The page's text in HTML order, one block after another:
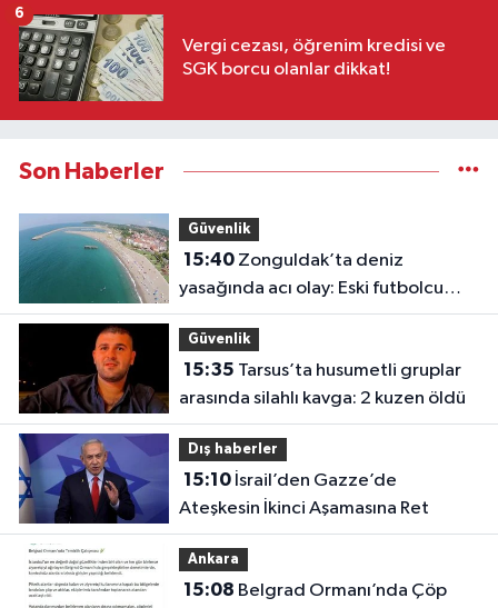
Vergi cezası, öğrenim kredisi ve
SGK borcu olanlar dikkat!
6
Son Haberler
Güvenlik
15:40Zonguldak’ta deniz
yasağında acı olay: Eski futbolcu
Hakan Ergin hayatını kaybetti
Güvenlik
15:35
arasında silahlı kavga: 2 kuzen öldü
Dış haberler
15:10İsrail’den Gazze’de
Ateşkesin İkinci Aşamasına Ret
Ankara
15:08